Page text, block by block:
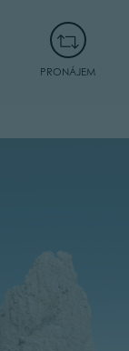
PRONÁJEM